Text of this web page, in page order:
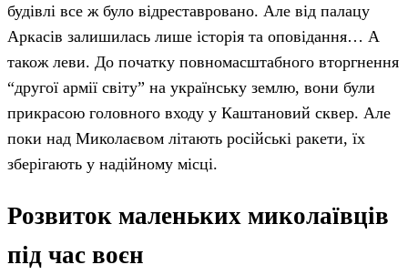
будівлі все ж було відреставровано. Але від палацу
Аркасів залишилась лише історія та оповідання… А
також леви. До початку повномасштабного вторгнення
“другої армії світу” на українську землю, вони були
прикрасою головного входу у Каштановий сквер. Але
поки над Миколаєвом літають російські ракети, їх
зберігають у надійному місці.
Розвиток маленьких миколаївців
під час воєн